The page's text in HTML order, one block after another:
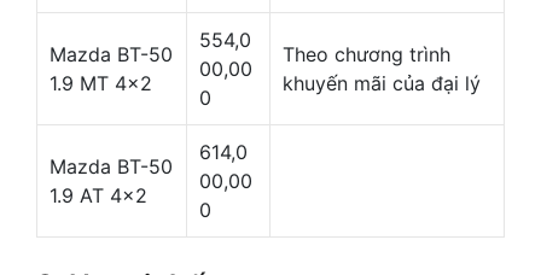
Mazda BT-50
1.9 MT 4×2
554,0
00,00
0
Theo chương trình
khuyến mãi của đại lý
Mazda BT-50
1.9 AT 4×2
614,0
00,00
0